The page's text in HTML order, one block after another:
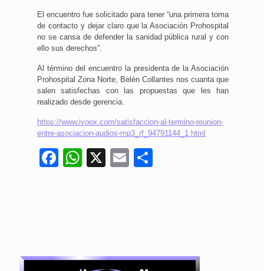
El encuentro fue solicitado para tener “una primera toma
de contacto y dejar claro que la Asociación Prohospital
no se cansa de defender la sanidad pública rural y con
ello sus derechos”.
Al término del encuentro la presidenta de la Asociación
Prohospital Zona Norte, Belén Collantes nos cuanta que
salen satisfechas con las propuestas que les han
realizado desde gerencia.
https://www.ivoox.com/satisfaccion-al-termino-reunion-
entre-asociacion-audios-mp3_rf_94791144_1.html
Facebook
WhatsApp
X Email